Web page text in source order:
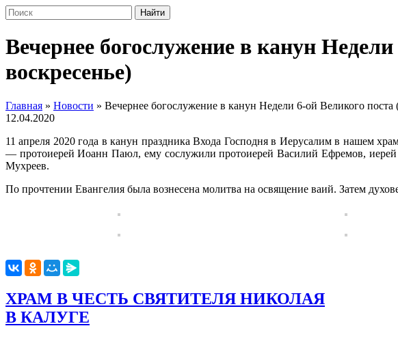
Вечернее богослужение в канун
воскресенье)
Главная » Новости » Вечернее богослужение в канун Недели 6-ой Великого поста
12.04.2020
11 апреля 2020 года в канун праздника Входа Господня в Иерусалим в нашем
— протоиерей Иоанн Паюл, ему сослужили протоиерей Василий Ефремов,
Мухреев.
По прочтении Евангелия была вознесена молитва на освящение ваий. Затем
ХРАМ В ЧЕСТЬ СВЯТИТЕЛЯ НИКОЛАЯ
В КАЛУГЕ